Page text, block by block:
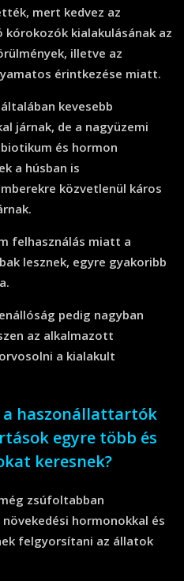
mert kedvez az
kialakulásának az
illetve az
érintkezése miatt.
kevesebb
járnak, de a nagyüzemi
és hormon
a húsban is
közvetlenül káros
felhasználás miatt a
lesznek, egyre gyakoribb
pedig nagyban
az alkalmazott
a kialakult
a haszonállattartók
egyre több és
keresnek?
zsúfoltabban
hormonokkal és
felgyorsítani az állatok